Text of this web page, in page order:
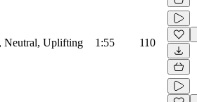
Neutral, Uplifting 1:55 110